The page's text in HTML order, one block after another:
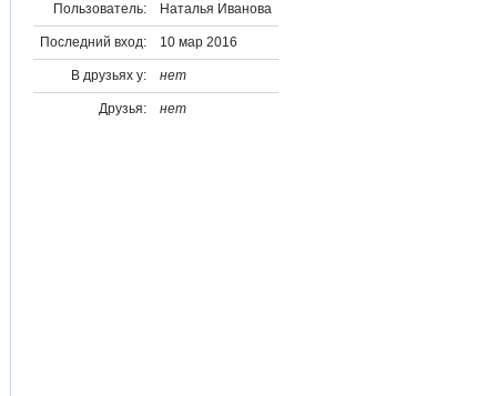
Пользователь: Наталья Иванова
Последний вход: 10 мар 2016
В друзьях у: нет
Друзья: нет